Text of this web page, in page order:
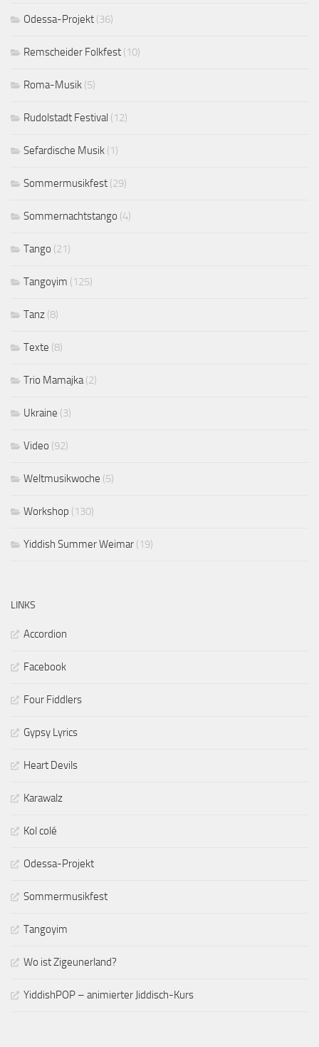
Odessa-Projekt (36)
Remscheider Folkfest (10)
Roma-Musik (5)
Rudolstadt Festival (12)
Sefardische Musik (1)
Sommermusikfest (29)
Sommernachtstango (4)
Tango (21)
Tangoyim (125)
Tanz (8)
Texte (8)
Trio Mamajka(2)
Ukraine (3)
Video (92)
Weltmusikwoche (5)
Workshop (130)
Yiddish Summer Weimar (19)
LINKS
Accordion
Facebook
Four Fiddlers
Gypsy Lyrics
Heart Devils
Karawalz
Kol colé
Odessa-Projekt
Sommermusikfest
Tangoyim
Wo ist Zigeunerland?
YiddishPOP – animierter Jiddisch-Kurs